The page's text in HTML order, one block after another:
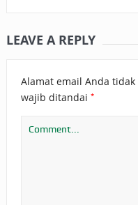
LEAVE A REPLY
Alamat email Anda
wajib ditandai *